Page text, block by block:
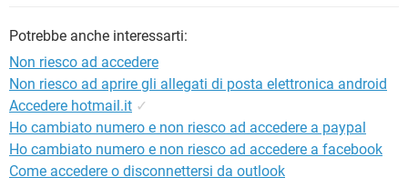
Potrebbe anche interessarti:
Non riesco ad accedere
Non riesco ad aprire gli allegati di posta elettronica android
Accedere hotmail.it ✓
Ho cambiato numero e non riesco ad accedere a paypal
Ho cambiato numero e non riesco ad accedere a facebook
Come accedere o disconnettersi da outlook